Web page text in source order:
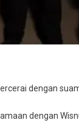
dengan
dengan